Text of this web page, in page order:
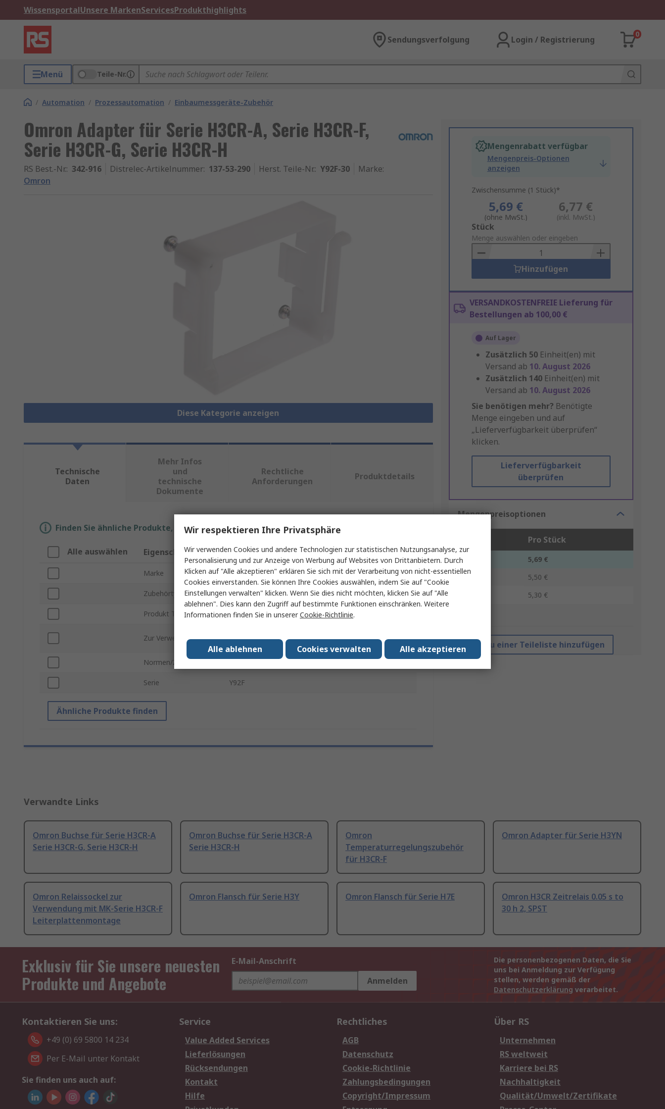
WissensportalUnsere MarkenServicesProdukthighlights
Sendungsverfolgung Login / Registrierung
0
Menü Teile-Nr.
/ Automation / Prozessautomation / Einbaumessgeräte-Zubehör
Omron Adapter für Serie H3CR-A, Serie H3CR-F,
Serie H3CR-G, Serie H3CR-H
RS Best.-Nr.: 342-916 Distrelec-Artikelnummer: 137-53-290 Herst. Teile-Nr.: Y92F-30 Marke:
Omron
Diese Kategorie anzeigen
Mengenrabatt verfügbar
Mengenpreis-Optionen
anzeigen
Zwischensumme (1 Stück)*
5,69 €
(ohne MwSt.)
6,77 €
(inkl. MwSt.)
Add
to
Basket
Stück
Menge auswählen oder eingeben
Hinzufügen
VERSANDKOSTENFREIE Lieferung für
Bestellungen ab 100,00 €
Auf Lager
Zusätzlich 50 Einheit(en) mit
Versand ab 10. August 2026
Zusätzlich 140 Einheit(en) mit
Versand ab 10. August 2026
Sie benötigen mehr? Benötigte
Menge eingeben und auf
„Lieferverfügbarkeit überprüfen“
klicken.
Lieferverfügbarkeit
überprüfen
Mengenpreisoptionen
Pro Stück
1 - 4
5,69 €
5 - 9
5,50 €
5,30 €
Zu einer Teileliste hinzufügen
Technische
Daten
Mehr Infos
und
technische
Dokumente
Rechtliche
Anforderungen
Produktdetails
Finden Sie ähnliche Produkte, indem Sie ein oder mehrere Eigenschaften auswählen.
Alle auswählen Eigenschaft Wert
Marke Omron
Zubehörtyp Adapter
Produkt Typ Adapter
Zur Verwendung mit
Normen/Zulassungen
Serie Y92F
Ähnliche Produkte finden
Verwandte Links
Omron Buchse für Serie H3CR-A
Serie H3CR-G, Serie H3CR-H
Omron Buchse für Serie H3CR-A
Serie H3CR-H
Omron
Temperaturregelungszubehör
für H3CR-F
Omron Adapter für Serie H3YN
Omron Relaissockel zur
Verwendung mit MK-Serie H3CR-F
Leiterplattenmontage
Omron Flansch für Serie H3Y Omron Flansch für Serie H7E
Omron H3CR Zeitrelais 0.05 s to
30 h 2, SPST
Exklusiv für Sie unsere neuesten
Produkte und Angebote
E-Mail-Anschrift
Anmelden
Die personenbezogenen Daten, die Sie
uns bei Anmeldung zur Verfügung
stellen, werden gemäß der
Datenschutzerklärung verarbeitet.
Kontaktieren Sie uns:
+49 (0) 69 5800 14 234
Per E-Mail unter Kontakt
Sie finden uns auch auf:
Service
Value Added Services
Lieferlösungen
Rücksendungen
Kontakt
Hilfe
Rechtliches
AGB
Datenschutz
Cookie-Richtlinie
Zahlungsbedingungen
Copyright/Impressum
Über RS
Unternehmen
RS weltweit
Karriere bei RS
Nachhaltigkeit
Qualität/Umwelt/Zertifikate
Wir respektieren Ihre Privatsphäre
Wir verwenden Cookies und andere Technologien zur statistischen Nutzungsanalyse, zur
Personalisierung und zur Anzeige von Werbung auf Websites von Drittanbietern. Durch
Klicken auf "Alle akzeptieren" erklären Sie sich mit der Verarbeitung von nicht-essentiellen
Cookies einverstanden. Sie können Ihre Cookies auswählen, indem Sie auf "Cookie
Einstellungen verwalten" klicken. Wenn Sie dies nicht möchten, klicken Sie auf "Alle
ablehnen". Dies kann den Zugriff auf bestimmte Funktionen einschränken. Weitere
Informationen finden Sie in unsererCookie-Richtlinie.
Alle akzeptieren
Cookies verwalten
Alle ablehnen